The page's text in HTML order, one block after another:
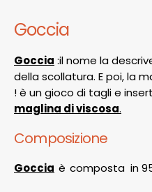
Goccia
Goccia :il nome la
della scollatura. E poi, la
! è un gioco di tagli e
maglina di viscosa.
Composizione
Goccia è composta in